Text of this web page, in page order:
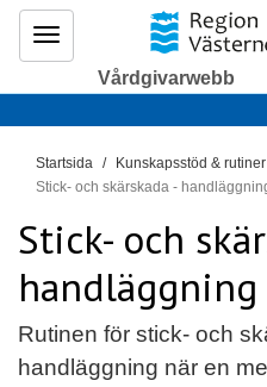
Meny
Vårdgivarwebb
D
u
ä
r
h
ä
r
:
Startsida
Kunskapsstöd & rutiner
Stick- och skärskada -
Stick- och
Rutinen för stick- och
handläggning när en